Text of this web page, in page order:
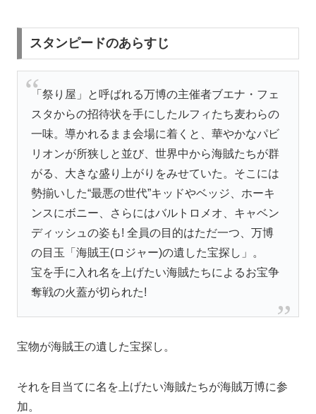
スタンピードのあらすじ
「祭り屋」と呼ばれる万博の主催者ブエナ・フェ
スタからの招待状を手にしたルフィたち麦わらの
一味。導かれるまま会場に着くと、華やかなパビ
リオンが所狭しと並び、世界中から海賊たちが群
がる、大きな盛り上がりをみせていた。そこには
勢揃いした“最悪の世代”キッドやベッジ、ホーキ
ンスにボニー、さらにはバルトロメオ、キャベン
ディッシュの姿も! 全員の目的はただ一つ、万博
の目玉「海賊王(ロジャー)の遺した宝探し」。
宝を手に入れ名を上げたい海賊たちによるお宝争
奪戦の火蓋が切られた!
宝物が海賊王の遺した宝探し。
それを目当てに名を上げたい海賊たちが海賊万博に参
加。